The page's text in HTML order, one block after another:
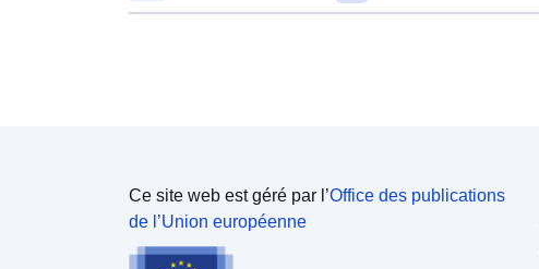
Ce site web est géré par l’Office des publications
de l’Union européenne